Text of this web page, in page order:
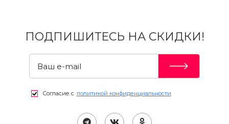
ПОДПИШИТЕСЬ НА СКИДКИ!
Согласие с политикой конфиденциальности